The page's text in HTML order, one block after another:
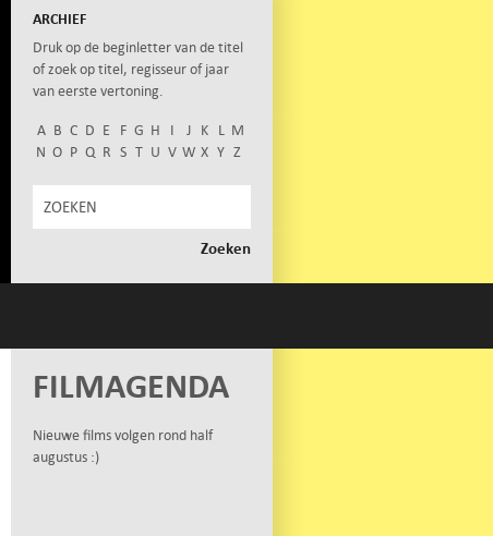
ARCHIEF
Druk op de beginletter van de titel
of zoek op titel, regisseur of jaar
van eerste vertoning.
A B C D E F G H I J K L M
N O P Q R S T U V W X Y Z
FILMAGENDA
Nieuwe films volgen rond half
augustus :)